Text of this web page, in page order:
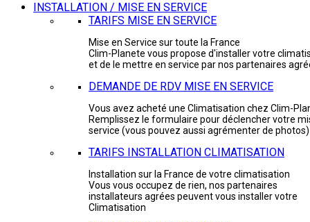
INSTALLATION / MISE EN SERVICE
TARIFS MISE EN SERVICE
Mise en Service sur toute la France
Clim-Planete vous propose d'installer votre
et de le mettre en service par nos partenaires
DEMANDE DE RDV MISE EN SERVICE
Vous avez acheté une Climatisation chez Clim-
Remplissez le formulaire pour déclencher votre
service (vous pouvez aussi agrémenter de photos)
TARIFS INSTALLATION CLIMATISATION
Installation sur la France de votre climatisation
Vous vous occupez de rien, nos partenaires
installateurs agrées peuvent vous installer votre
Climatisation